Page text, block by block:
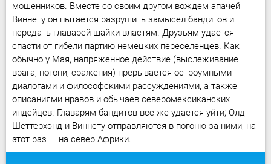
мошенников. Вместе со своим другом вождем апачей
Виннету он пытается разрушить замысел бандитов и
передать главарей шайки властям. Друзьям удается
спасти от гибели партию немецких переселенцев. Как
обычно у Мая, напряженное действие (выслеживание
врага, погони, сражения) прерывается остроумными
диалогами и философскими рассуждениями, а также
описаниями нравов и обычаев северомексиканских
индейцев. Главарям бандитов все же удается уйти; Олд
Шеттерхэнд и Виннету отправляются в погоню за ними, на
этот раз — на север Африки.